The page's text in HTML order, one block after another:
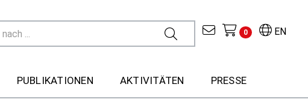
EN
0
PUBLIKATIONEN AKTIVITÄTEN PRESSE